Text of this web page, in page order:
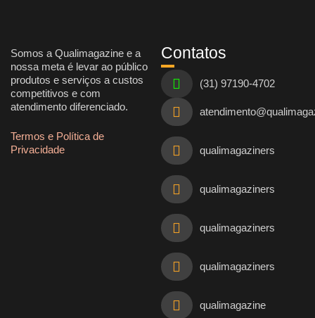
Somos a Qualimagazine e a
nossa meta é levar ao público
produtos e serviços a custos
competitivos e com
atendimento diferenciado.
Termos e Política de
Privacidade
Contatos
(31) 97190-4702
qualimagaziners
qualimagaziners
qualimagaziners
qualimagaziners
qualimagazine